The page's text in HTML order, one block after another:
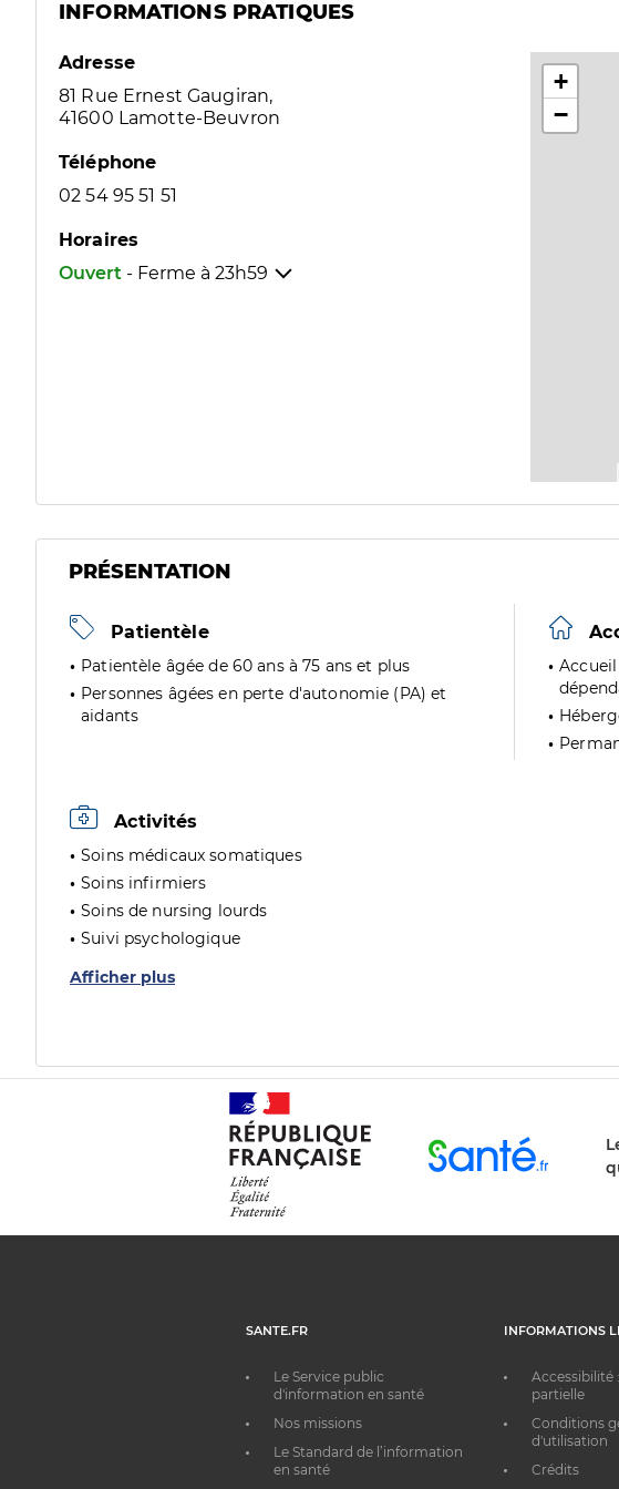
INFORMATIONS PRATIQUES
Adresse
81 Rue Ernest Gaugiran,
41600 Lamotte-Beuvron
Téléphone
02 54 95 51 51
Horaires
Ouvert - Ferme à 23h59
+
−
PRÉSENTATION
Patientèle
Patientèle âgée de 60 ans à 75 ans et plus
Personnes âgées en perte d'autonomie (PA) et
aidants
Activités
Soins médicaux somatiques
Soins infirmiers
Soins de nursing lourds
Suivi psychologique
Afficher plus
SANTE.FR
Le Service public
d'information en santé
Nos missions
Le Standard de l’information
en santé
INFORMATIONS
partielle
Conditions
d'utilisation
Crédits